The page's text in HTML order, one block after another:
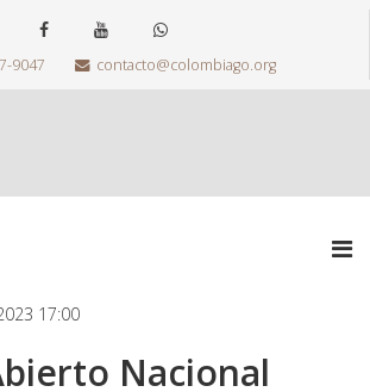
9047 contacto@colombiago.org
17:00
Nacional